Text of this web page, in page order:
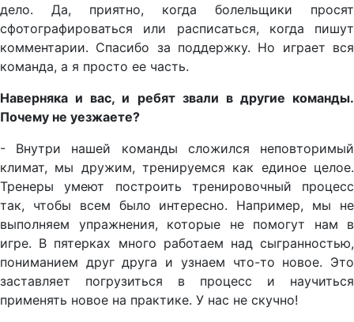
дело. Да, приятно, когда болельщики просят
сфотографироваться или расписаться, когда пишут
комментарии. Спасибо за поддержку. Но играет вся
команда, а я просто ее часть.
Наверняка и вас, и ребят звали в другие команды.
Почему не уезжаете?
- Внутри нашей команды сложился неповторимый
климат, мы дружим, тренируемся как единое целое.
Тренеры умеют построить тренировочный процесс
так, чтобы всем было интересно. Например, мы не
выполняем упражнения, которые не помогут нам в
игре. В пятерках много работаем над сыгранностью,
пониманием друг друга и узнаем что-то новое. Это
заставляет погрузиться в процесс и научиться
применять новое на практике. У нас не скучно!